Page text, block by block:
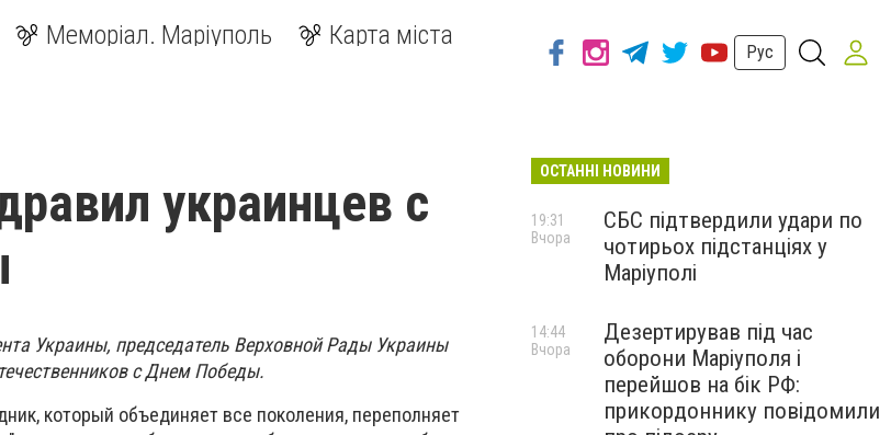
Меморіал. Маріуполь Карта міста
Рус
украинцев с
Украины, председатель Верховной Рады Украины
с Днем Победы.
который объединяет все поколения, переполняет
ОСТАННІ НОВИНИ
СБС підтвердили удари по
чотирьох підстанціях у
Маріуполі
19:31
Вчора
Дезертирував під час
оборони Маріуполя і
перейшов на бік РФ:
прикордоннику повідомили
14:44
Вчора